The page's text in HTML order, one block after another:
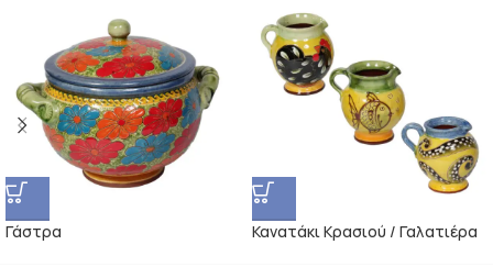
Γάστρα Κανατάκι Κρασιού / Γαλατιέρα